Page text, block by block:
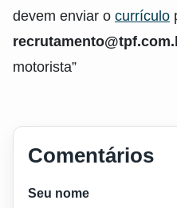
devem enviar o currículo
motorista”
Comentários
Seu nome